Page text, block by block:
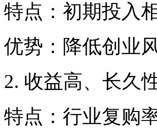
特点：初期投入
优势：降低创业
2. 收益高、长久
特点：行业复购